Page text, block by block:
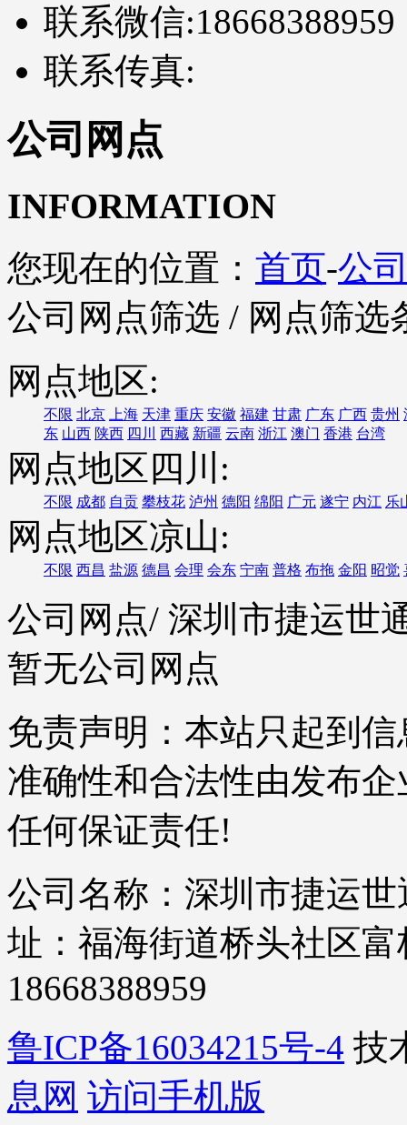
联系微信:18668388959
联系传真:
公司网点
INFORMATION
您现在的位置： 首页-公
公司网点筛选 / 网点筛选
网点地区:
不限 北京 上海 天津 重庆 安徽 福建 甘肃 广东 广西 贵州
东 山西 陕西 四川 西藏 新疆 云南 浙江 澳门 香港 台湾
网点地区四川:
不限 成都 自贡 攀枝花 泸州 德阳 绵阳 广元 遂宁 内江 乐
网点地区凉山:
不限 西昌 盐源 德昌 会理 会东 宁南 普格 布拖 金阳 昭觉
公司网点/ 深圳市捷运世
暂无公司网点
免责声明：本站只起到
准确性和合法性由发布
任何保证责任!
公司名称：深圳市捷运
址：福海街道桥头社区
18668388959
鲁ICP备16034215号-4 技
息网 访问手机版